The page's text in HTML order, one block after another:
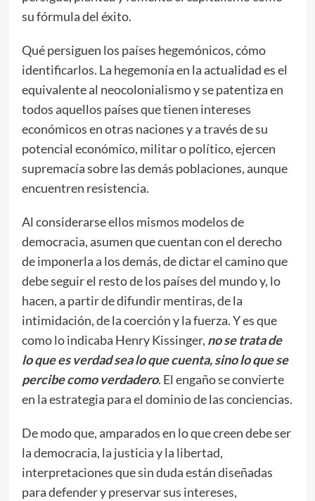
su fórmula del éxito.
Qué persiguen los países hegemónicos, cómo
identificarlos. La hegemonía en la actualidad es el
equivalente al neocolonialismo y se patentiza en
todos aquellos países que tienen intereses
económicos en otras naciones y a través de su
potencial económico, militar o político, ejercen
supremacía sobre las demás poblaciones, aunque
encuentren resistencia.
Al considerarse ellos mismos modelos de
democracia, asumen que cuentan con el derecho
de imponerla a los demás, de dictar el camino que
debe seguir el resto de los países del mundo y, lo
hacen, a partir de difundir mentiras, de la
intimidación, de la coerción y la fuerza. Y es que
como lo indicaba Henry Kissinger, no se trata de
lo que es verdad sea lo que cuenta, sino lo que se
percibe como verdadero. El engaño se convierte
en la estrategia para el dominio de las conciencias.
De modo que, amparados en lo que creen debe ser
la democracia, la justicia y la libertad,
interpretaciones que sin duda están diseñadas
para defender y preservar sus intereses,